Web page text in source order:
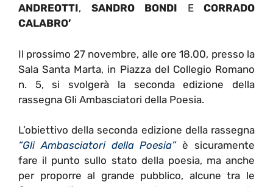
ANDREOTTI, SANDRO BONDI E CORRADO
CALABRO’
Il prossimo 27 novembre, alle ore 18.00, presso la
Sala Santa Marta, in Piazza del Collegio Romano
n. 5, si svolgerà la seconda edizione della
rassegna Gli Ambasciatori della Poesia.
L’obiettivo della seconda edizione della rassegna
“Gli Ambasciatori della Poesia”è sicuramente
fare il punto sullo stato della poesia, ma anche
per proporre al grande pubblico, alcune tra le